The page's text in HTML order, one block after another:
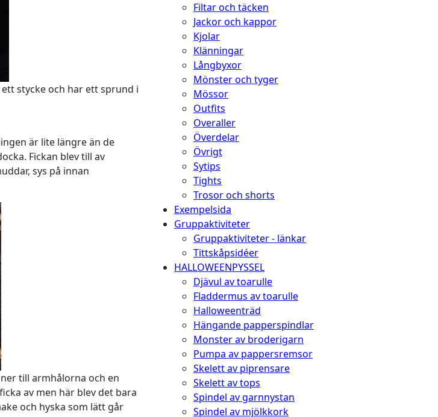
stycke och har ett sprund i
är lite längre än de
Fickan blev till av
sys på innan
till armhålorna och en
av men här blev det bara
och hyska som lätt går
Filtar och täcken
Jackor och kappor
Kjolar
Klänningar
Långbyxor
Mönster och tyger
Mössor
Outfits
Overaller
Överdelar
Övrigt
Sytips
Tights
Trosor och shorts
Exempelsida
Gruppaktiviteter
Gruppaktiviteter - länkar
Tittskåpsidéer
HALLOWEENPYSSEL
Djävul av toarulle
Fladdermus av toarulle
Halloweenträd
Hängande papperspindlar
Monster av broderigarn
Pumpa av pappersremsor
Skelett av piprensare
Skelett av tops
Spindel av garnnystan
Spindel av mjölkkork